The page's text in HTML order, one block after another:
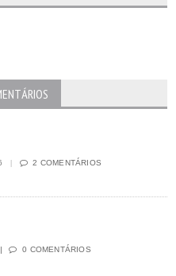
2 COMENTÁRIOS
0 COMENTÁRIOS